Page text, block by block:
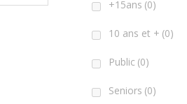
+15ans (0)
10 ans et + (0)
Public (0)
Seniors (0)